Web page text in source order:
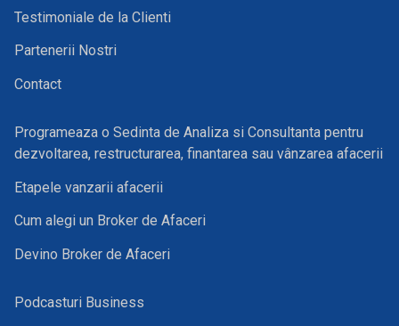
Testimoniale de la Clienti
Partenerii Nostri
Contact
Programeaza o Sedinta de Analiza si Consultanta pentru
dezvoltarea, restructurarea, finantarea sau vânzarea afacerii
Etapele vanzarii afacerii
Cum alegi un Broker de Afaceri
Devino Broker de Afaceri
Podcasturi Business